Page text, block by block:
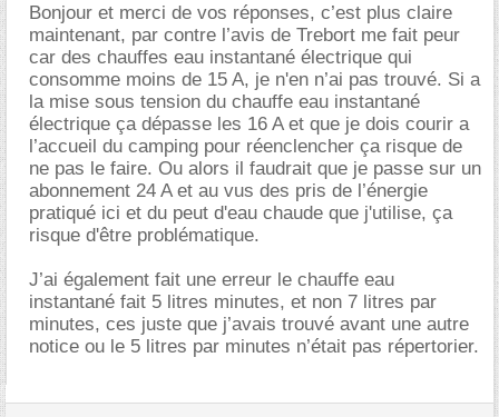
Bonjour et merci de vos réponses, c’est plus claire
maintenant, par contre l’avis de Trebort me fait peur
car des chauffes eau instantané électrique qui
consomme moins de 15 A, je n'en n’ai pas trouvé. Si a
la mise sous tension du chauffe eau instantané
électrique ça dépasse les 16 A et que je dois courir a
l’accueil du camping pour réenclencher ça risque de
ne pas le faire. Ou alors il faudrait que je passe sur un
abonnement 24 A et au vus des pris de l’énergie
pratiqué ici et du peut d'eau chaude que j'utilise, ça
risque d'être problématique.
J’ai également fait une erreur le chauffe eau
instantané fait 5 litres minutes, et non 7 litres par
minutes, ces juste que j’avais trouvé avant une autre
notice ou le 5 litres par minutes n’était pas répertorier.